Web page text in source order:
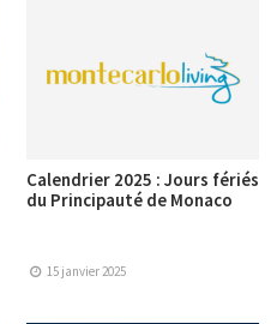
Calendrier 2025 : Jours fériés
du Principauté de Monaco
15 janvier 2025